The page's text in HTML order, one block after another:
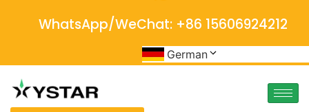
WhatsApp/WeChat: +86 15606924212
German